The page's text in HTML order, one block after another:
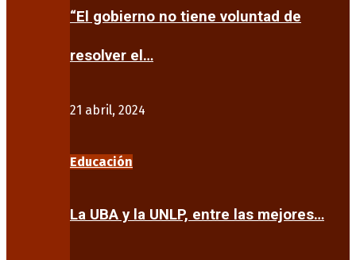
“El gobierno no tiene voluntad de
resolver el…
21 abril, 2024
Educación
La UBA y la UNLP, entre las mejores…